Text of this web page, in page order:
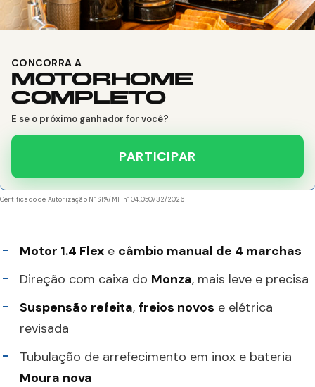
CONCORRA A
MOTORHOME
COMPLETO
E se o próximo ganhador for você?
PARTICIPAR
Certificado de Autorização Nº SPA/MF nº 04.050732/2026
Motor 1.4 Flex e câmbio manual de 4 marchas
Direção com caixa do Monza, mais leve e precisa
Suspensão refeita, freios novos e elétrica
revisada
Tubulação de arrefecimento em inox e bateria
Moura nova